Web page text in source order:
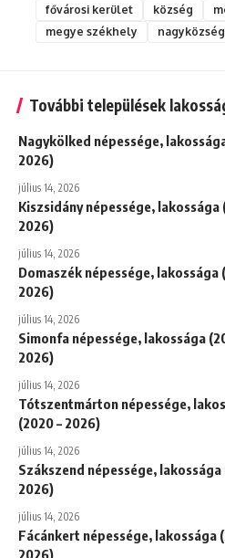
fővárosi kerület község
megye székhely
nagyközség
További települések
Nagykölked népessége,
2026)
július 14, 2026
Kiszsidány népessége, lakossága
2026)
július 14, 2026
Domaszék népessége, lakossága
2026)
július 14, 2026
Simonfa népessége, lakossága
2026)
július 14, 2026
Tótszentmárton népessége,
(2020 – 2026)
július 14, 2026
Szákszend népessége, lakossága
2026)
július 14, 2026
Fácánkert népessége, lakossága
2026)